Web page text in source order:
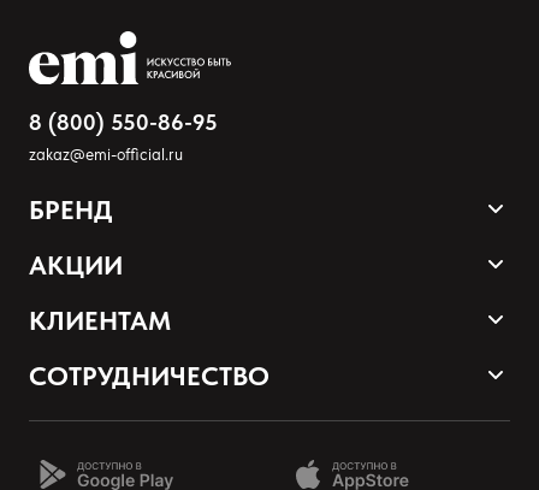
Добавьте фото
Загрузить файл
8 (800) 550-86-95
zakaz@emi-official.ru
БРЕНД
Продукция
АКЦИИ
Sale
Программа лояльности
КЛИЕНТАМ
Оплата и доставка
Возврат товаров
СОТРУДНИЧЕСТВО
Стать партнером EMI
Школа EMI онлайн